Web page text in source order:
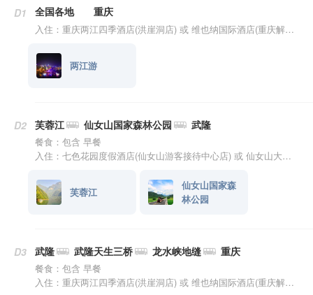
D1 全国各地 重庆
入住：重庆两江四季酒店(洪崖洞店) 或 维也纳国际酒店(重庆解放碑十八梯店) 或 红墣假日江景酒店(重庆洪崖洞解放碑步行街店) 或 银河大酒店(重庆解放碑中心店) 或 重庆国航饭店(观音桥店)
两江游
D2 芙蓉江 仙女山国家森林公园 武隆
餐食：包含 早餐
入住：七色花园度假酒店(仙女山游客接待中心店) 或 仙女山大卫营度假酒店(游客接待中心店) 或 云海度假酒店(仙女山游客中心店) 或 仙女山欧悦假日酒店
芙蓉江
仙女山国家森
林公园
D3 武隆 武隆天生三桥 龙水峡地缝 重庆
餐食：包含 早餐
入住：重庆两江四季酒店(洪崖洞店) 或 维也纳国际酒店(重庆解放碑十八梯店) 或 红墣假日江景酒店(重庆洪崖洞解放碑步行街店) 或 银河大酒店(重庆解放碑中心店) 或 重庆国航饭店(观音桥店)